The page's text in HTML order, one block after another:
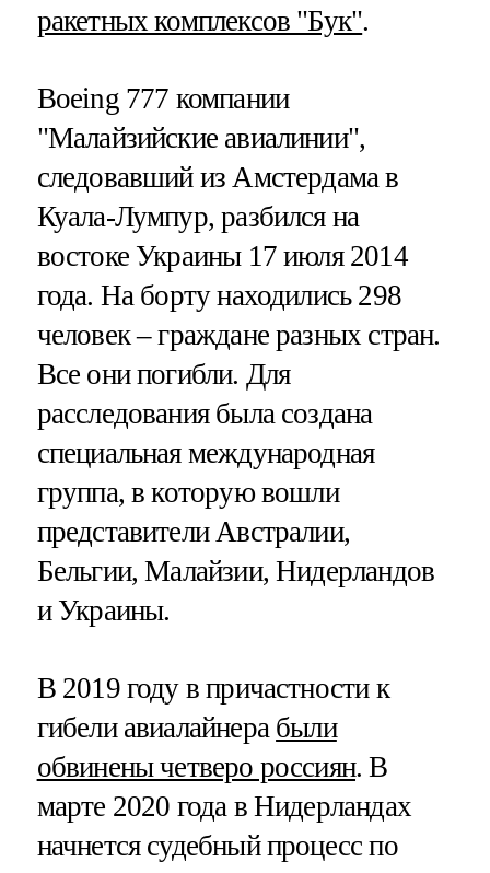
ракетных комплексов "Бук".
Boeing 777 компании
"Малайзийские авиалинии",
следовавший из Амстердама в
Куала-Лумпур, разбился на
востоке Украины 17 июля 2014
года. На борту находились 298
человек – граждане разных стран.
Все они погибли. Для
расследования была создана
специальная международная
группа, в которую вошли
представители Австралии,
Бельгии, Малайзии, Нидерландов
и Украины.
В 2019 году в причастности к
гибели авиалайнера были
обвинены четверо россиян. В
марте 2020 года в Нидерландах
начнется судебный процесс по